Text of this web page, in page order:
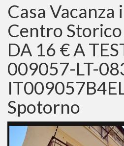
Casa
Centro Storico
DA 16 € A
009057-LT-
Spotorno